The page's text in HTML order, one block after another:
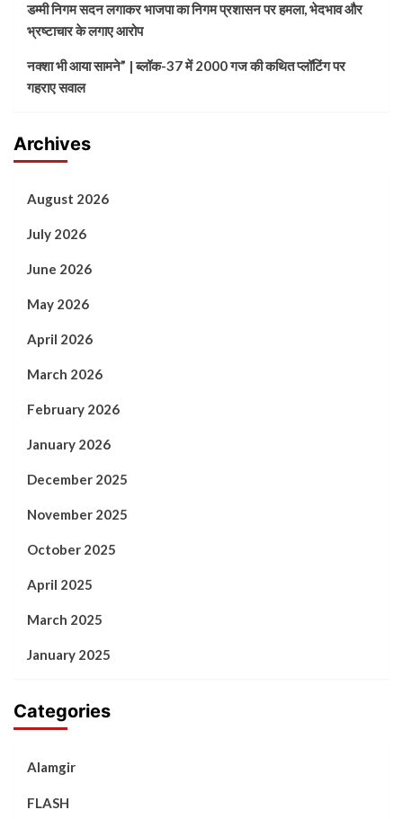
डम्मी निगम सदन लगाकर भाजपा का निगम प्रशासन पर हमला, भेदभाव और
भ्रष्टाचार के लगाए आरोप
नक्शा भी आया सामने” | ब्लॉक-37 में 2000 गज की कथित प्लॉटिंग पर
गहराए सवाल
Archives
August 2026
July 2026
June 2026
May 2026
April 2026
March 2026
February 2026
January 2026
December 2025
November 2025
October 2025
April 2025
March 2025
January 2025
Categories
Alamgir
FLASH